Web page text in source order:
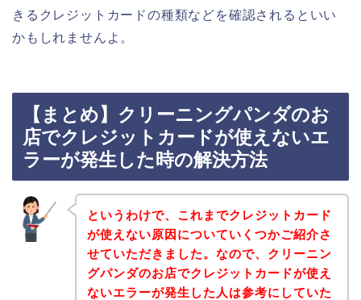
きるクレジットカードの種類などを確認されるといい
かもしれませんよ。
【まとめ】クリーニングパンダのお
店でクレジットカードが使えないエ
ラーが発生した時の解決方法
というわけで、これまでクレジットカード
が使えない原因についていくつかご紹介さ
せていただきました。なので、クリーニン
グパンダのお店でクレジットカードが使え
ないエラーが発生した人は参考にしていた